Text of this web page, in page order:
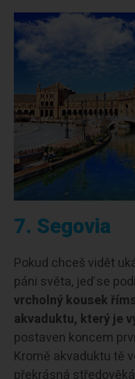
7. Segovia
Pokud chceš vidět
páni světa, jeď se
vrcholný kousek
akvaduktu, který je
postaven koncem
Kromě akvaduktu tě